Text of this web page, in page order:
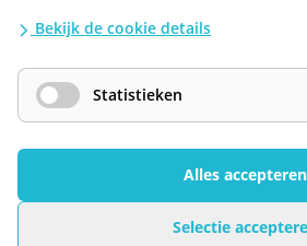
Sollicitaties
Algemene voorwaarden
Waarborgen privacy en
AI / LLM
Privacybescherming
Bekijk de cookie details
Statistieken
Alles accepteren
Selectie